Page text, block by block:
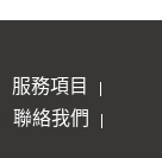
服務項目
聯絡我們